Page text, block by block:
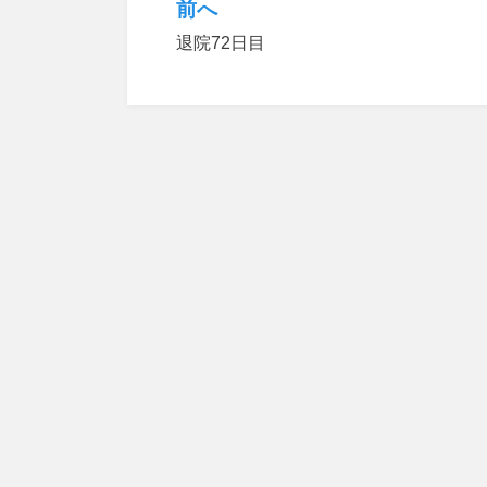
投
稿
前へ
退院72日目